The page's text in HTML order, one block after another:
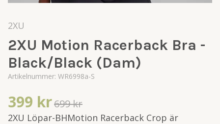
2XU
2XU Motion Racerback Bra -
Black/Black (Dam)
Artikelnummer: WR6998a-S
399 kr699 kr
2XU Löpar-BHMotion Racerback Crop är